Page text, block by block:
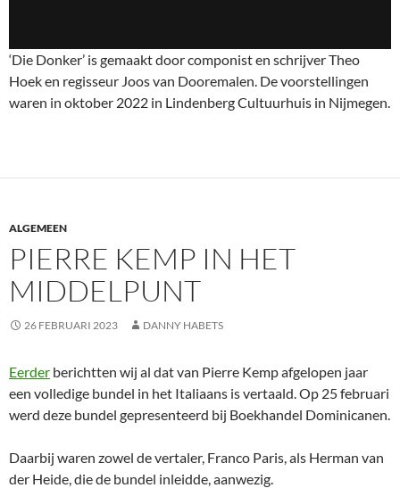
‘Die Donker’ is gemaakt door componist en schrijver Theo
Hoek en regisseur Joos van Dooremalen. De voorstellingen
waren in oktober 2022 in Lindenberg Cultuurhuis in Nijmegen.
ALGEMEEN
PIERRE KEMP IN HET
MIDDELPUNT
26 FEBRUARI 2023 DANNY HABETS
Eerder berichtten wij al dat van Pierre Kemp afgelopen jaar
een volledige bundel in het Italiaans is vertaald. Op 25 februari
werd deze bundel gepresenteerd bij Boekhandel Dominicanen.
Daarbij waren zowel de vertaler, Franco Paris, als Herman van
der Heide, die de bundel inleidde, aanwezig.